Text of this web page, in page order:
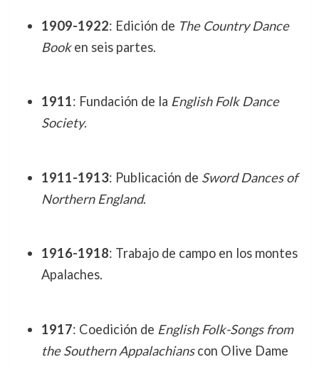
1909-1922: Edición de The Country Dance
Booken seis partes.
1911: Fundación de la English Folk Dance
Society.
1911-1913: Publicación de Sword Dances of
Northern England.
1916-1918: Trabajo de campo en los montes
Apalaches.
1917: Coedición de English Folk-Songs from
the Southern Appalachianscon Olive Dame